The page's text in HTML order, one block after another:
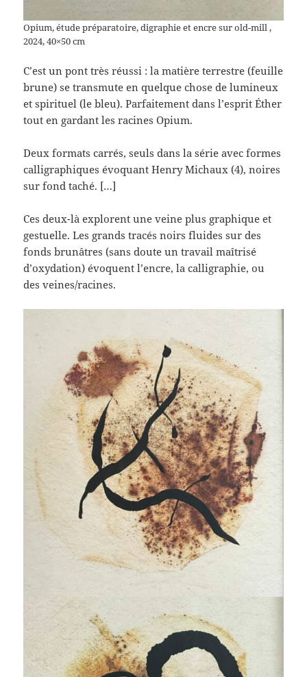
Opium, étude préparatoire, digraphie et encre sur old-mill ,
2024, 40×50 cm
C’est un pont très réussi : la matière terrestre (feuille
brune) se transmute en quelque chose de lumineux
et spirituel (le bleu). Parfaitement dans l’esprit Éther
tout en gardant les racines Opium.
Deux formats carrés, seuls dans la série avec formes
calligraphiques évoquant Henry Michaux (4), noires
sur fond taché. […]
Ces deux-là explorent une veine plus graphique et
gestuelle. Les grands tracés noirs fluides sur des
fonds brunâtres (sans doute un travail maîtrisé
d’oxydation) évoquent l’encre, la calligraphie, ou
des veines/racines.